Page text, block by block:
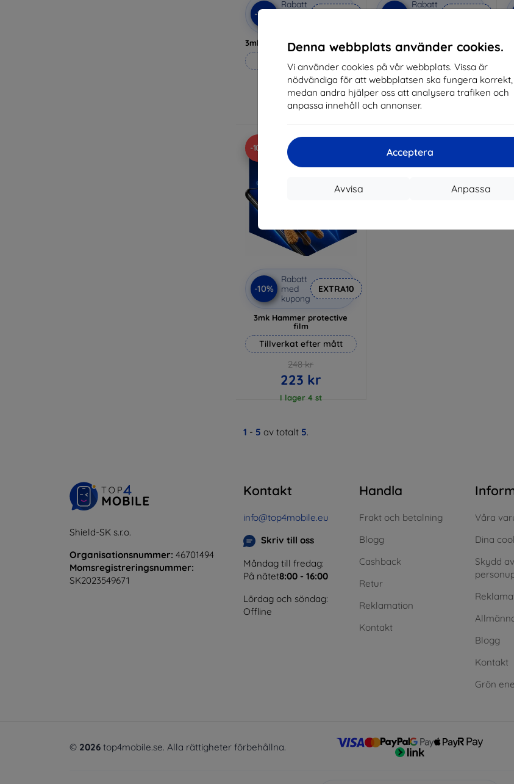
Denna webbplats använder cookies.
Vi använder cookies på vår webbplats. Vissa är
nödvändiga för att webbplatsen ska fungera korrekt,
medan andra hjälper oss att analysera trafiken och
anpassa innehåll och annonser.
Acceptera
Anpassa
Avvisa
-10%
Rabatt
3mk Privacy protective glass
259 kr
233 kr
I lager 3 st
Rabatt
3mk Anti-Shock protective
glass
Tillverkat efter mått
214 kr
193 kr
-10%
-10%
Rabatt
med
kupong
EXTRA10
3mk Hammer protective
film
Tillverkat efter mått
248 kr
223 kr
I lager 4 st
1 - 5 av totalt 5.
Shield-SK s.r.o.
Organisationsnummer: 46701494
Momsregistreringsnummer:
SK2023549671
Kontakt
info@top4mobile.eu
Skriv till oss
Måndag till fredag:
På nätet8:00 - 16:00
Lördag och söndag:
Offline
Handla
Frakt och betalning
Blogg
Cashback
Retur
Reklamation
Kontakt
Våra
Dina
Skydd av
Blogg
Kontakt
Grön
© 2026 top4mobile.se. Alla rättigheter förbehållna.